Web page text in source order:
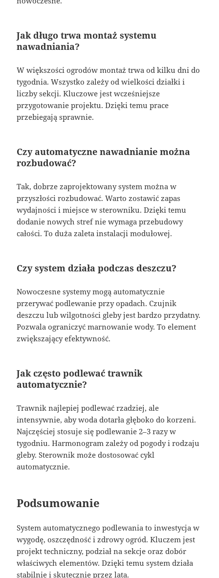
Jak długo trwa montaż systemu
nawadniania?
W większości ogrodów montaż trwa od kilku dni do
tygodnia. Wszystko zależy od wielkości działki i
liczby sekcji. Kluczowe jest wcześniejsze
przygotowanie projektu. Dzięki temu prace
przebiegają sprawnie.
Czy automatyczne nawadnianie można
rozbudować?
Tak, dobrze zaprojektowany system można w
przyszłości rozbudować. Warto zostawić zapas
wydajności i miejsce w sterowniku. Dzięki temu
dodanie nowych stref nie wymaga przebudowy
całości. To duża zaleta instalacji modułowej.
Czy system działa podczas deszczu?
Nowoczesne systemy mogą automatycznie
przerywać podlewanie przy opadach. Czujnik
deszczu lub wilgotności gleby jest bardzo przydatny.
Pozwala ograniczyć marnowanie wody. To element
zwiększający efektywność.
Jak często podlewać trawnik
automatycznie?
Trawnik najlepiej podlewać rzadziej, ale
intensywnie, aby woda dotarła głęboko do korzeni.
Najczęściej stosuje się podlewanie 2–3 razy w
tygodniu. Harmonogram zależy od pogody i rodzaju
gleby. Sterownik może dostosować cykl
automatycznie.
Podsumowanie
System automatycznego podlewania to inwestycja w
wygodę, oszczędność i zdrowy ogród. Kluczem jest
projekt techniczny, podział na sekcje oraz dobór
właściwych elementów. Dzięki temu system działa
stabilnie i skutecznie przez lata.